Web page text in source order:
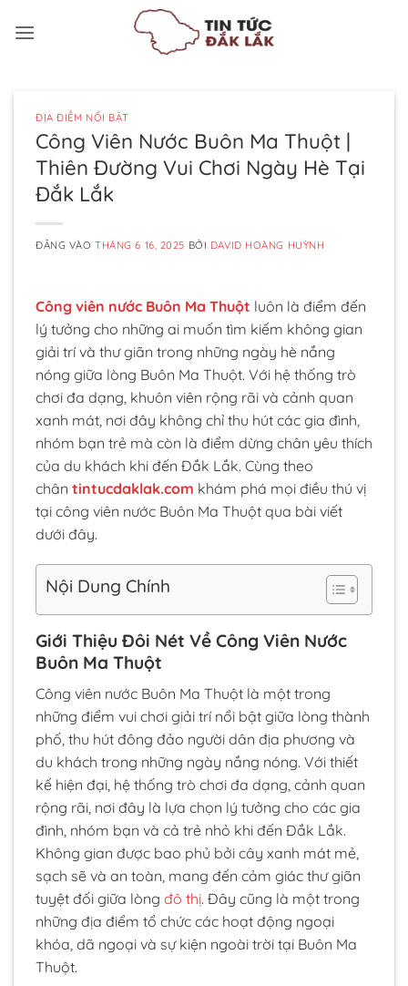
qua
ĐỊA ĐIỂM NỔI BẬT
Công Viên Nước Buôn Ma Thuột |
Thiên Đường Vui Chơi Ngày Hè Tại
Đắk Lắk
ĐĂNG VÀOTHÁNG 6 16, 2025 BỞI DAVID HOÀNG HUỲNH
Công viên nước Buôn Ma Thuột luôn là điểm đến
lý tưởng cho những ai muốn tìm kiếm không gian
giải trí và thư giãn trong những ngày hè nắng
nóng giữa lòng Buôn Ma Thuột. Với hệ thống trò
chơi đa dạng, khuôn viên rộng rãi và cảnh quan
xanh mát, nơi đây không chỉ thu hút các gia đình,
nhóm bạn trẻ mà còn là điểm dừng chân yêu thích
của du khách khi đến Đắk Lắk. Cùng theo
chân tintucdaklak.com khám phá mọi điều thú vị
tại công viên nước Buôn Ma Thuột qua bài viết
dưới đây.
Nội Dung Chính
Giới Thiệu Đôi Nét Về Công Viên Nước
Buôn Ma Thuột
Công viên nước Buôn Ma Thuột là một trong
những điểm vui chơi giải trí nổi bật giữa lòng thành
phố, thu hút đông đảo người dân địa phương và
du khách trong những ngày nắng nóng. Với thiết
kế hiện đại, hệ thống trò chơi đa dạng, cảnh quan
rộng rãi, nơi đây là lựa chọn lý tưởng cho các gia
đình, nhóm bạn và cả trẻ nhỏ khi đến Đắk Lắk.
Không gian được bao phủ bởi cây xanh mát mẻ,
sạch sẽ và an toàn, mang đến cảm giác thư giãn
tuyệt đối giữa lòng đô thị. Đây cũng là một trong
những địa điểm tổ chức các hoạt động ngoại
khóa, dã ngoại và sự kiện ngoài trời tại Buôn Ma
Thuột.